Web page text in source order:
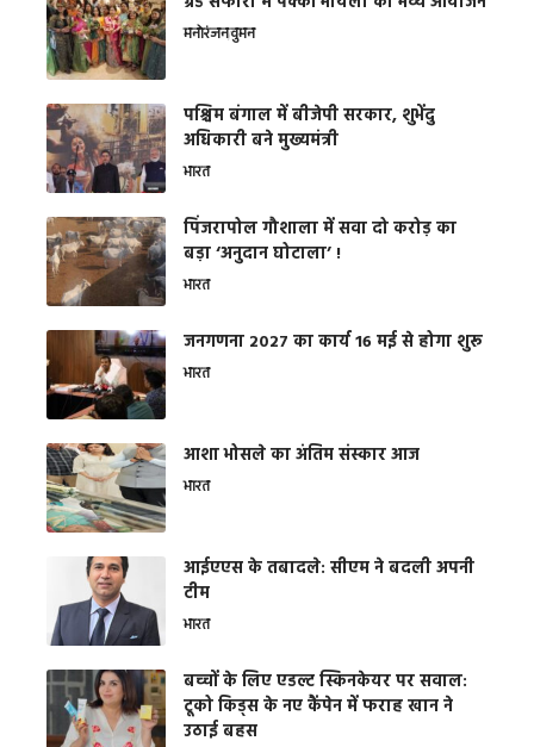
मनोरंजनवुमन
पश्चिम बंगाल में बीजेपी सरकार, शुभेंदु
अधिकारी बने मुख्यमंत्री
भारत
​पिंजरापोल गौशाला में सवा दो करोड़ का
बड़ा ‘अनुदान घोटाला’ !
भारत
जनगणना 2027 का कार्य 16 मई से होगा शुरू
भारत
आशा भोसले का अंतिम संस्कार आज
भारत
आईएएस के तबादले: सीएम ने बदली अपनी
टीम
भारत
बच्चों के लिए एडल्ट स्किनकेयर पर सवाल:
टूको किड्स के नए कैंपेन में फराह खान ने
उठाई बहस